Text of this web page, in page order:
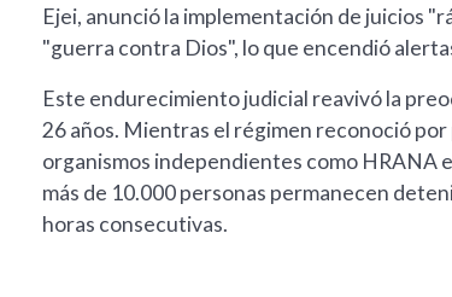
Ejei, anunció la implementación de juicios
"guerra contra Dios", lo que encendió
Este endurecimiento judicial reavivó la
26 años. Mientras el régimen reconoció
organismos independientes como HRANA
más de 10.000 personas permanecen
horas consecutivas.